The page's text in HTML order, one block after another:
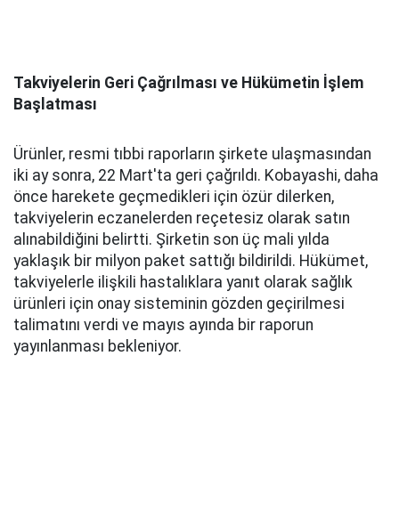
Takviyelerin Geri Çağrılması ve Hükümetin İşlem
Başlatması
Ürünler, resmi tıbbi raporların şirkete ulaşmasından
iki ay sonra, 22 Mart'ta geri çağrıldı. Kobayashi, daha
önce harekete geçmedikleri için özür dilerken,
takviyelerin eczanelerden reçetesiz olarak satın
alınabildiğini belirtti. Şirketin son üç mali yılda
yaklaşık bir milyon paket sattığı bildirildi. Hükümet,
takviyelerle ilişkili hastalıklara yanıt olarak sağlık
ürünleri için onay sisteminin gözden geçirilmesi
talimatını verdi ve mayıs ayında bir raporun
yayınlanması bekleniyor.